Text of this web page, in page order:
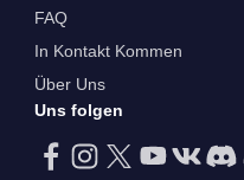
FAQ
In Kontakt Kommen
Über Uns
Uns folgen